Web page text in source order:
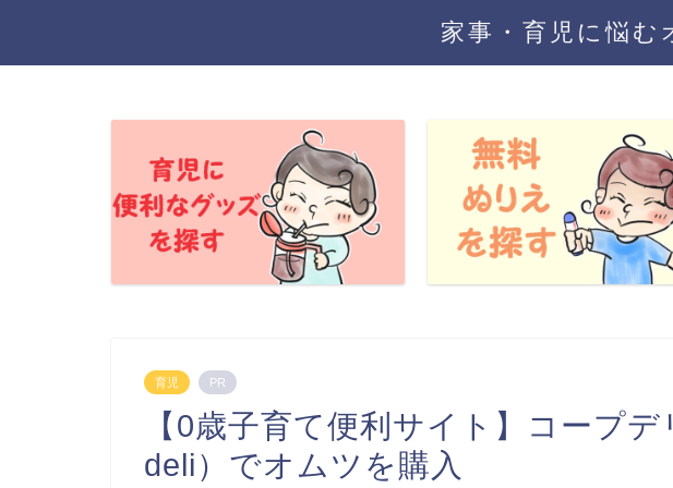
家事・育児に悩
育児 PR
【0歳子育て便利サイト】コープ
deli）でオムツを購入